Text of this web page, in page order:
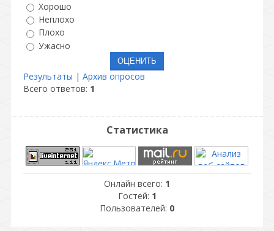
Хорошо
Неплохо
Плохо
Ужасно
Результаты | Архив опросов
Всего ответов: 1
Статистика
Онлайн всего: 1
Гостей: 1
Пользователей: 0